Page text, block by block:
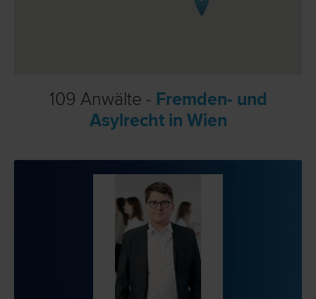
109 Anwälte - Fremden- und
Asylrecht in Wien